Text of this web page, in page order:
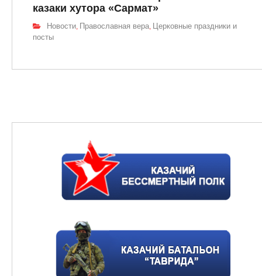
казаки хутора «Сармат»
Новости, Православная вера, Церковные праздники и
посты